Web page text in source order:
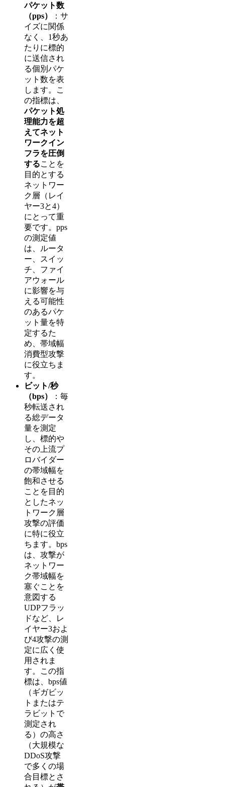
パケット数
（pps）
：サ
イズに関係
なく、1秒あ
たりに標的
に送信され
る個別パケ
ット数を表
します。こ
の指標は、
パケット処
理能力を超
えてネット
ワークイン
フラを圧倒
することを
目的とする
ネットワー
ク層（レイ
ヤー3と4）
にとって重
要です。pps
の測定値
は、ルータ
ー、スイッ
チ、ファイ
アウォール
に影響を与
える可能性
のあるパケ
ット量を特
定するた
め、帯域幅
消費型攻撃
に役立ちま
す。
ビット/秒
（bps）
：毎
秒転送され
る総データ
量を測定
し、標的や
その上流プ
ロバイダー
の帯域幅を
飽和させる
ことを目的
としたネッ
トワーク層
攻撃の評価
に特に役立
ちます。bps
は、攻撃が
ネットワー
ク帯域幅を
塞ぐことを
意図する
UDPフラッ
ドなど、レ
イヤー3およ
び4攻撃の測
定に広く使
用されま
す。この指
標は、bps値
（ギガビッ
トまたはテ
ラビットで
測定され
る）の高さ
（大規模な
DDoS攻撃
で多くの場
合目標とさ